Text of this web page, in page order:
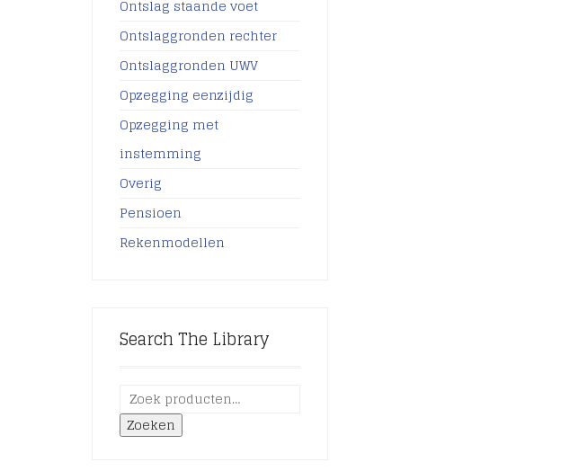
Ontslag staande voet
Ontslaggronden rechter
Ontslaggronden UWV
Opzegging eenzijdig
Opzegging met
instemming
Overig
Pensioen
Rekenmodellen
Search The Library
Zoeken